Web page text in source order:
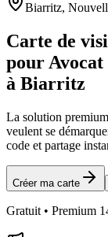
Biarritz,
Carte de
pour Avocat
à Biarritz
La solution
veulent se
code et partage
Créer ma carte
Gratuit • Premium